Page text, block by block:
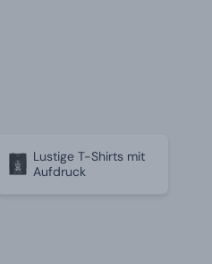
Lustige T-Shirts mit
Aufdruck